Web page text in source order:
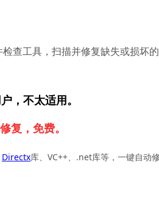
查工具，扫描并修复缺失或损坏的
，不太适用。
复，免费。
Directx库、VC++、.net库等，一键自动